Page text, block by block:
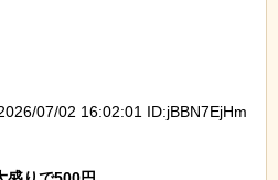
07/02 16:02:01 ID:jBBN7EjHm